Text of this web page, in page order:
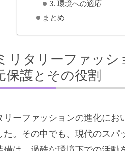
3. 環境への適応
まとめ
リタリーファッ
保護とその役割
リーファッションの進化に
た。その中でも、現代のス